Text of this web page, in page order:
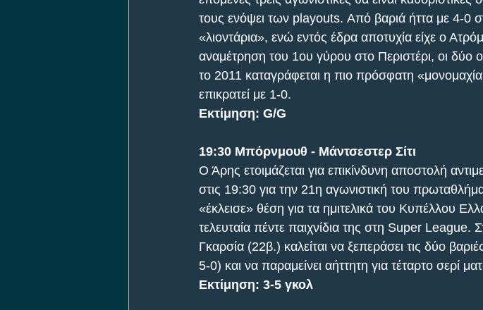
τους ενόψει των playouts. Από βαριά ήττα με 4-0
«λιοντάρια», ενώ εντός έδρα αποτυχία είχε ο
αναμέτρηση του 1ου γύρου στο Περιστέρι, οι
το 2011 καταγράφεται η πιο πρόσφατη
επικρατεί με 1-0.
Εκτίμηση: G/G
19:30 Μπόρνμουθ - Μάντσεστερ Σίτι
Ο Άρης ετοιμάζεται για επικίνδυνη αποστολή
στις 19:30 για την 21η αγωνιστική του
«έκλεισε» θέση για τα ημιτελικά του Κυπέλλου
τελευταία πέντε παιχνίδια της στη Super
Γκαρσία (22β.) καλείται να ξεπεράσει τις δύο
5-0) και να παραμείνει αήττητη για τέταρτο σερί
Εκτίμηση: 3-5 γκολ